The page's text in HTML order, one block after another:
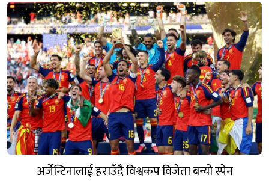
अर्जेन्टिनालाई हराउँदै विश्वकप विजेता बन्यो स्पेन